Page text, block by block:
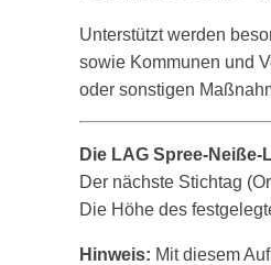
Unterstützt werden
sowie Kommunen und
oder sonstigen
Die LAG Spree-
Der nächste Stichtag
Die Höhe des
Hinweis: Mit diesem